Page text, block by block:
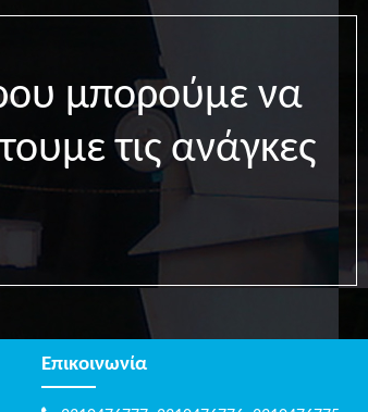
μπορούμε να
τις ανάγκες
Επικοινωνία